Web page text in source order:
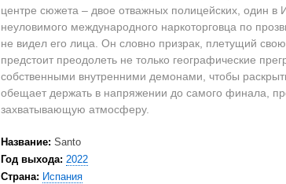
2021
2020
США
центре сюжета – двое отважных полицейских, один
неуловимого международного наркоторговца по
не видел его лица. Он словно призрак, плетущий
предстоит преодолеть не только географические
собственными внутренними демонами, чтобы
обещает держать в напряжении до самого финала,
захватывающую атмосферу.
Название: Santo
Год выхода: 2022
Страна: Испания